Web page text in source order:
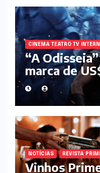
CINEMA TEATRO TV
“A
marca de
disputa
histórica de
NOTÍCIAS REVISTA
Vinhos